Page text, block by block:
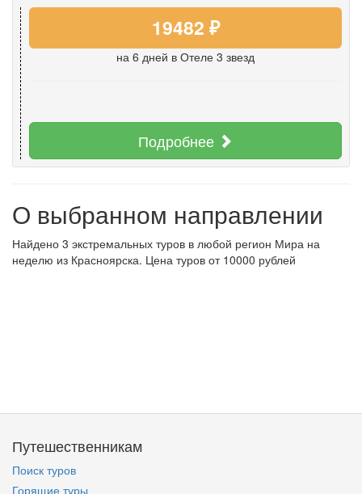
19482 ₽
на 6 дней в Отеле 3 звезд
Подробнее
О выбранном направлении
Найдено 3 экстремальных туров в любой регион Мира на
неделю из Красноярска. Цена туров от 10000 рублей
Путешественникам
Поиск туров
Горящие туры